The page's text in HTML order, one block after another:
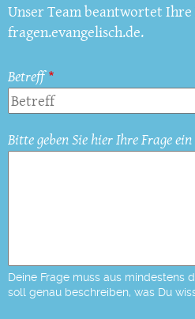
Unser Team beantwortet Ihre
fragen.evangelisch.de.
Betreff
Bitte geben Sie hier Ihre Frage ein
Deine Frage muss aus mindestens
soll genau beschreiben, was Du